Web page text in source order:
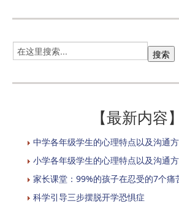
【最新内容】
中学各年级学生的心理特点以及沟通
小学各年级学生的心理特点以及沟通
家长课堂：99%的孩子在忍受的7个痛
科学引导三步摆脱开学恐惧症